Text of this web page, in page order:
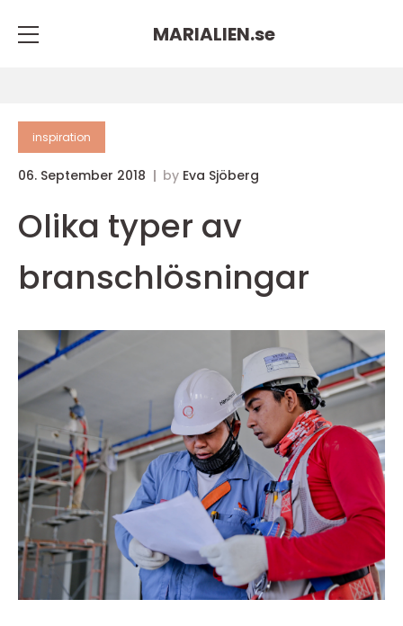
MARIALIEN.se
inspiration
06. September 2018 by Eva Sjöberg
Olika typer av
branschlösningar